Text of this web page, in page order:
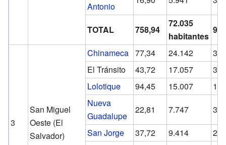
Antonio
TOTAL 758,94
72.035
habitantes
3
San Miguel
Oeste (El
Salvador)
Chinameca 77,34 24.142
El Tránsito
43,72 17.057
Lolotique
94,45 15.007
Nueva
Guadalupe
22,81 7.747
San Jorge
37,72 9.414